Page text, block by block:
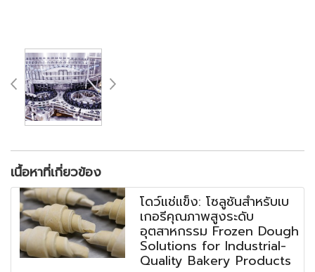
เนื้อหาที่เกี่ยวข้อง
โดว์แช่แข็ง: โซลูชันสำหรับเบ
เกอรีคุณภาพสูงระดับ
อุตสาหกรรม Frozen Dough
Solutions for Industrial-
Quality Bakery Products